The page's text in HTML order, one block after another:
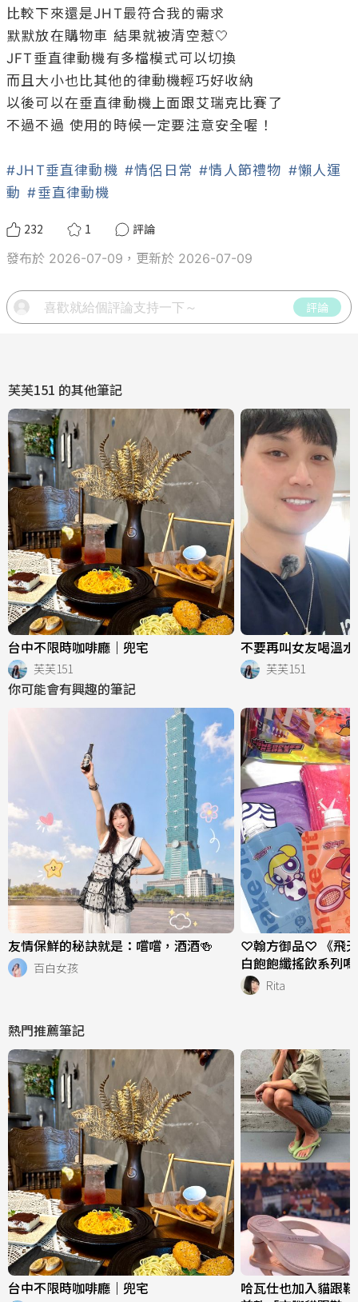
比較下來還是JHT最符合我的需求
默默放在購物車 結果就被清空惹🤍
JFT垂直律動機有多檔模式可以切換
而且大小也比其他的律動機輕巧好收納
以後可以在垂直律動機上面跟艾瑞克比賽了
不過不過 使用的時候一定要注意安全喔！
#JHT垂直律動機 #情侶日常 #情人節禮物 #懶人運
動 #垂直律動機
232 1
評論
發布於 2026-07-09，更新於 2026-07-09
評論
芙芙151 的其他筆記
台中不限時咖啡廳｜兜宅
芙芙151
不要再叫女友喝溫
芙芙151
你可能會有興趣的筆記
友情保鮮的秘訣就是：嚐嚐，酒酒🍻
百白女孩
♡翰方御品♡ 《飛
白飽飽纖搖飲系列
Rita
熱門推薦筆記
台中不限時咖啡廳｜兜宅
哈瓦仕也加入貓跟